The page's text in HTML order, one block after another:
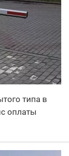
типа в
оплаты